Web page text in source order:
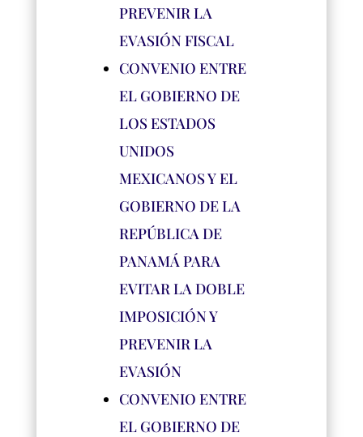
PREVENIR LA
EVASIÓN FISCAL
CONVENIO ENTRE
EL GOBIERNO DE
LOS ESTADOS
UNIDOS
MEXICANOS Y EL
GOBIERNO DE LA
REPÚBLICA DE
PANAMÁ PARA
EVITAR LA DOBLE
IMPOSICIÓN Y
PREVENIR LA
EVASIÓN
CONVENIO ENTRE
EL GOBIERNO DE